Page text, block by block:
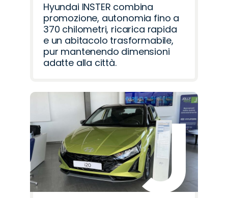
Hyundai INSTER combina
promozione, autonomia fino a
370 chilometri, ricarica rapida
e un abitacolo trasformabile,
pur mantenendo dimensioni
adatte alla città.